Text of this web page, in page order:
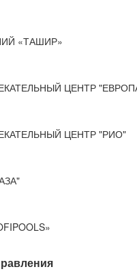
«ТАШИР»
ЦЕНТР
ЦЕНТР "РИО"